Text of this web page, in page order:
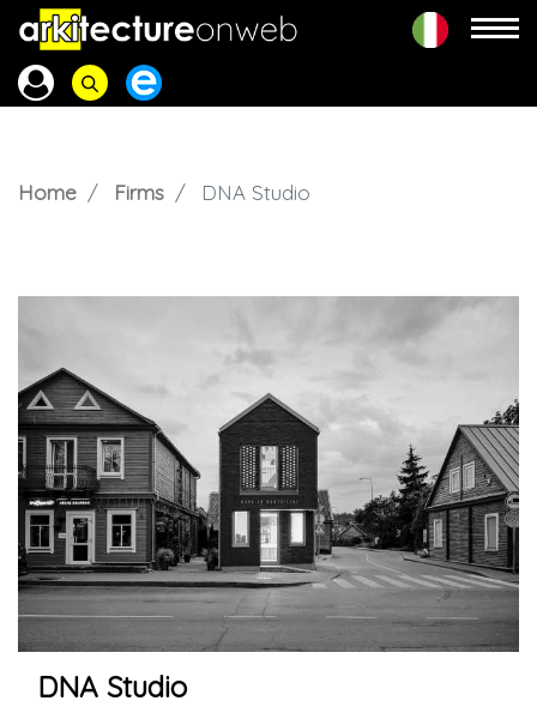
Home Firms DNA Studio
DNA Studio